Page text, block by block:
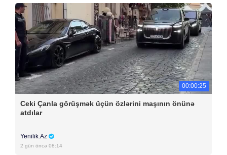
00:00:25
Ceki Çanla görüşmək üçün özlərini maşının önünə
atdılar
Yenilik.Az
2 gün öncə 08:14